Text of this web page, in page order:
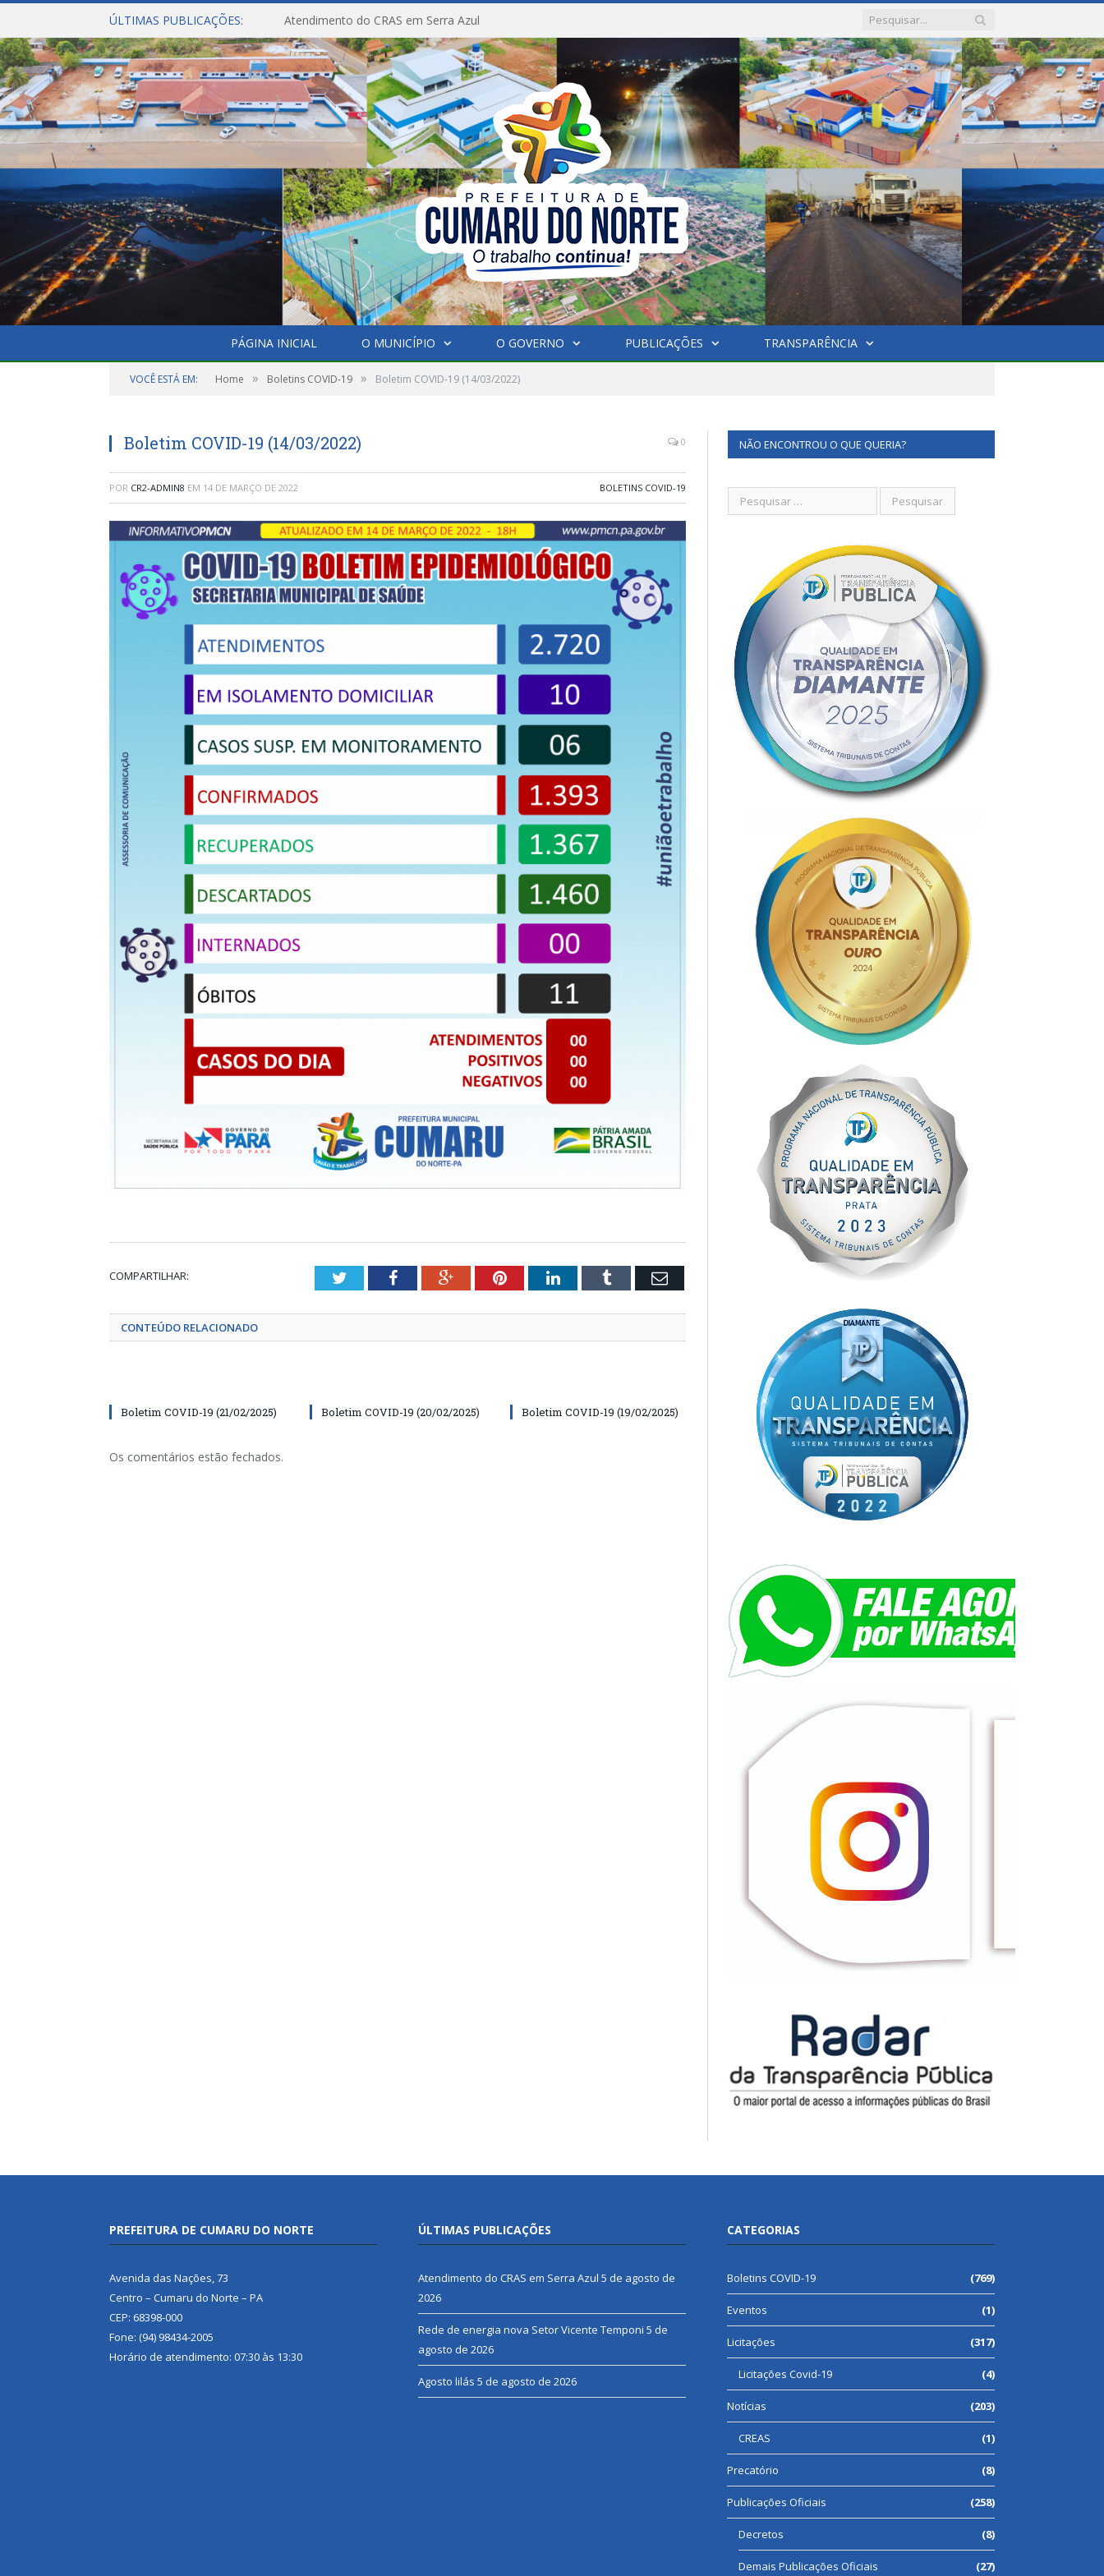
ÚLTIMAS PUBLICAÇÕES: Atendimento do CRAS em Serra Azul
PÁGINA INICIAL O MUNICÍPIO O GOVERNO PUBLICAÇÕES TRANSPARÊNCIA
VOCÊ ESTÁ EM: Home » Boletins COVID-19 » Boletim COVID-19 (14/03/2022)
Boletim COVID-19 (14/03/2022) 0
POR CR2-ADMIN8 EM 14 DE MARÇO DE 2022 BOLETINS COVID-19
COMPARTILHAR: TwitterFacebookGoogle+PinterestLinkedInTumblr Email
CONTEÚDO RELACIONADO
Boletim COVID-19 (21/02/2025) Boletim COVID-19 (20/02/2025) Boletim COVID-19 (19/02/2025)
Os comentários estão fechados.
NÃO ENCONTROU O QUE QUERIA?
PREFEITURA DE CUMARU DO NORTE
Avenida das Nações, 73
Centro – Cumaru do Norte – PA
CEP: 68398-000
Fone: (94) 98434-2005
Horário de atendimento: 07:30 às 13:30
ÚLTIMAS PUBLICAÇÕES
Atendimento do CRAS em Serra Azul 5 de agosto de
2026
Rede de energia nova Setor Vicente Temponi 5 de
agosto de 2026
Agosto lilás 5 de agosto de 2026
CATEGORIAS
Boletins COVID-19 (769)
Eventos (1)
Licitações (317)
Licitações Covid-19 (4)
Notícias (203)
CREAS (1)
Precatório (8)
Publicações Oficiais (258)
Decretos (8)
Demais Publicações Oficiais (27)